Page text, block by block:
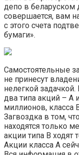
депо в беларуском
совершается, вам
с этого счета
бумаги».
Самостоятельные
не принесут
нелегкой
два типа акций – A
миллионов, класса
Загвоздка в том,
находятся только
акции типа B ходят
Акции класса A